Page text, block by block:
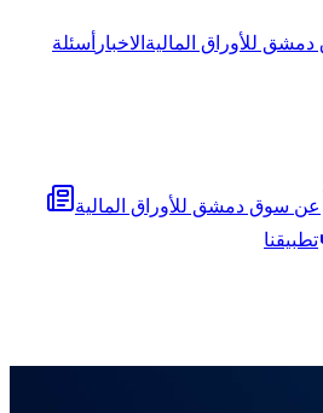
للأوراق المالية الاخبار أسئلة
عن سوق دمشق للأوراق المالية
تطبيقنا